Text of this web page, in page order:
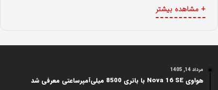
عموم علاقه‌مندان قرار دهد. از تغییرات ساختاری در شبکه ارتباطی
گرفته تا معرفی آخرین دستاوردهای شرکت‌های دانش‌بنیان، همه
نگاه تحلیلی به مسائل بومی تکنولوژی کمک می‌کند تا مخاطبان به
جدید را درک کنند. هدف ما در چیکاو، ایجاد بستری پویا برای
مستندسازی رشد و چالش‌های فناوری در کشور است.
+ مشاهده بیشتر
مرداد 14, 1405
هواوی Nova 16 SE با باتری 8500 میلی‌آمپرساعتی معرفی شد